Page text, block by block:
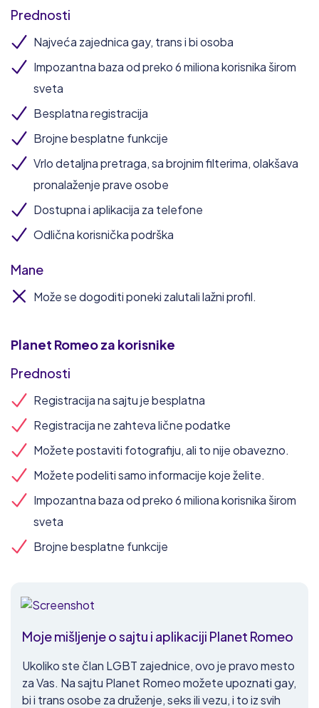
Prednosti
Najveća zajednica gay, trans i bi osoba
Impozantna baza od preko 6 miliona korisnika širom
sveta
Besplatna registracija
Brojne besplatne funkcije
Vrlo detaljna pretraga, sa brojnim filterima, olakšava
pronalaženje prave osobe
Dostupna i aplikacija za telefone
Odlična korisnička podrška
Mane
Može se dogoditi poneki zalutali lažni profil.
Planet Romeoza korisnike
Prednosti
Registracija na sajtu je besplatna
Registracija ne zahteva lične podatke
Možete postaviti fotografiju, ali to nije obavezno.
Možete podeliti samo informacije koje želite.
Impozantna baza od preko 6 miliona korisnika širom
sveta
Brojne besplatne funkcije
Moje mišljenje o sajtu i aplikaciji Planet Romeo
Ukoliko ste član LGBT zajednice, ovo je pravo mesto
za Vas. Na sajtu Planet Romeo možete upoznati gay,
bi i trans osobe za druženje, seks ili vezu, i to iz svih